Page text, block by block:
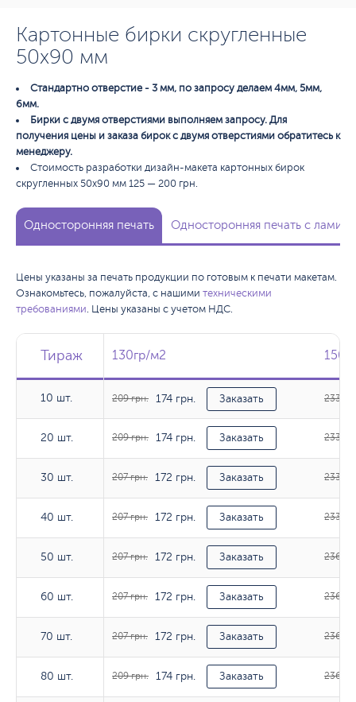
Картонные бирки скругленные
50х90 мм
Стандартно отверстие - 3 мм, по запросу делаем 4мм, 5мм,
6мм.
Бирки с двумя отверстиями выполняем запросу. Для
получения цены и заказа бирок с двумя отверстиями обратитесь к
менеджеру.
Стоимость разработки дизайн-макета картонных бирок
скругленных 50х90 мм 125 — 200 грн.
Односторонняя печать Односторонняя печать с
Цены указаны за печать продукции по готовым к печати макетам.
Ознакомьтесь, пожалуйста, с нашими техническими
требованиями. Цены указаны с учетом НДС.
Тираж
10 шт.
20 шт.
30 шт.
40 шт.
50 шт.
60 шт.
70 шт.
80 шт.
Тираж 130гр/м2
Тираж 130гр/м2
10 шт. 209 грн. 174 грн. Заказать 233
20 шт. 209 грн. 174 грн. Заказать 233
30 шт. 207 грн. 172 грн. Заказать 233
40 шт. 207 грн. 172 грн. Заказать 233
50 шт. 207 грн. 172 грн. Заказать 236
60 шт. 207 грн. 172 грн. Заказать 236
70 шт. 207 грн. 172 грн. Заказать 236
80 шт. 209 грн. 174 грн. Заказать 236